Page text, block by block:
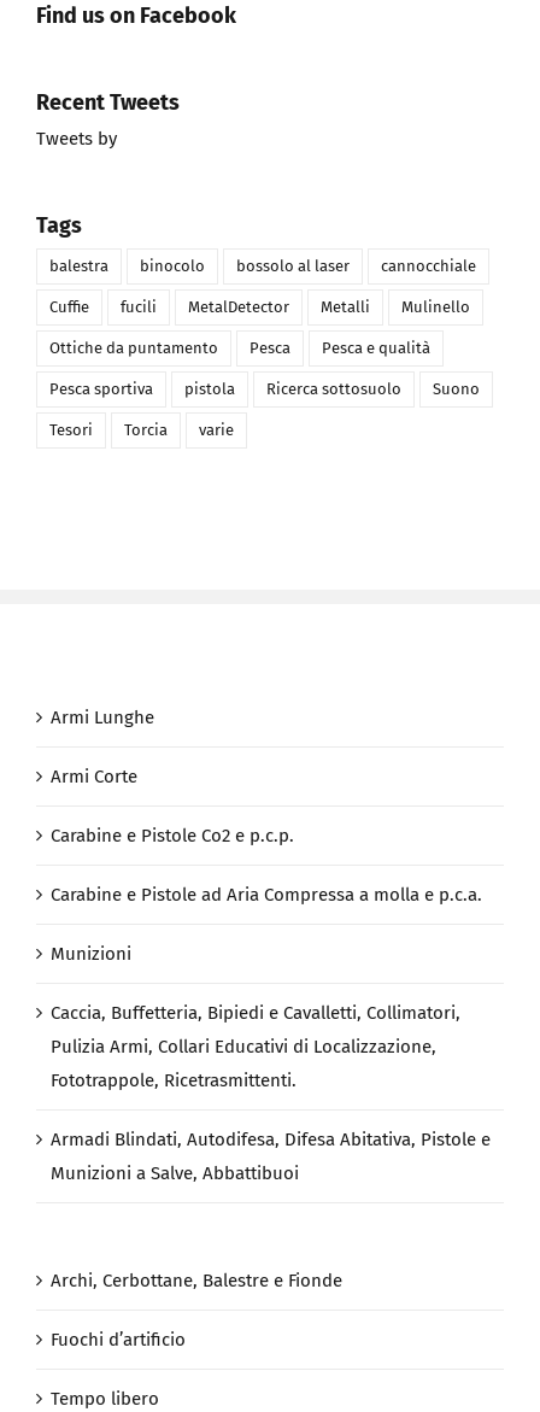
Find us on Facebook
Recent Tweets
Tweets by
Tags
balestra binocolo bossolo al laser cannocchiale
Cuffie fucili MetalDetector Metalli Mulinello
Ottiche da puntamento Pesca Pesca e qualità
Pesca sportiva pistola Ricerca sottosuolo Suono
Tesori Torcia varie
Armi Lunghe
Armi Corte
Carabine e Pistole Co2 e p.c.p.
Carabine e Pistole ad Aria Compressa a molla e p.c.a.
Munizioni
Caccia, Buffetteria, Bipiedi e Cavalletti, Collimatori,
Pulizia Armi, Collari Educativi di Localizzazione,
Fototrappole, Ricetrasmittenti.
Armadi Blindati, Autodifesa, Difesa Abitativa, Pistole e
Munizioni a Salve, Abbattibuoi
Archi, Cerbottane, Balestre e Fionde
Fuochi d’artificio
Tempo libero